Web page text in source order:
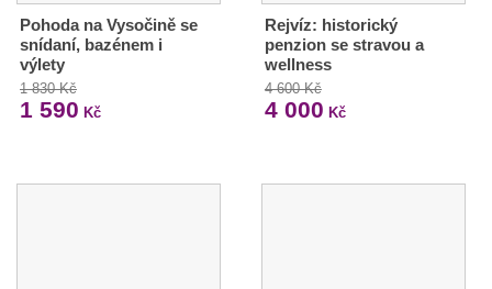
Pohoda na Vysočině se
snídaní, bazénem i
výlety
1 830 Kč
1 590 Kč
Rejvíz: historický
penzion se stravou a
wellness
4 600 Kč
4 000 Kč